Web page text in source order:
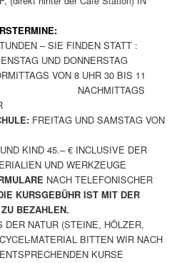
– SIE FINDEN STATT :
UND DONNERSTAG
VON 8 UHR 30 BIS 11
FREITAG UND SAMSTAG VON
KIND 45.– € INCLUSIVE DER
UND WERKZEUGE
NACH TELEFONISCHER
KURSGEBÜHR IST MIT DER
BEZAHLEN.
DER NATUR (STEINE, HÖLZER,
MATERIAL BITTEN WIR NACH
KURSE